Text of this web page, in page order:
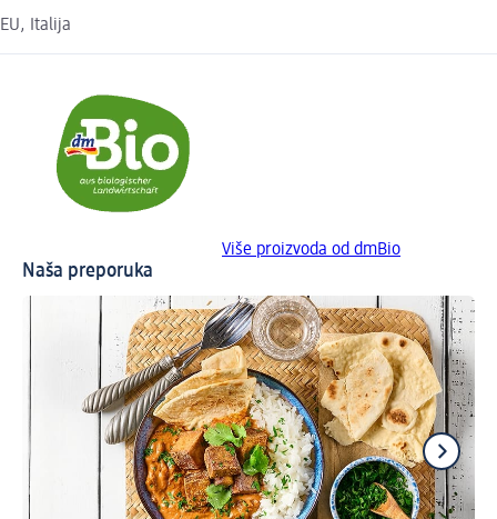
EU, Italija
Više proizvoda od dmBio
Naša preporuka